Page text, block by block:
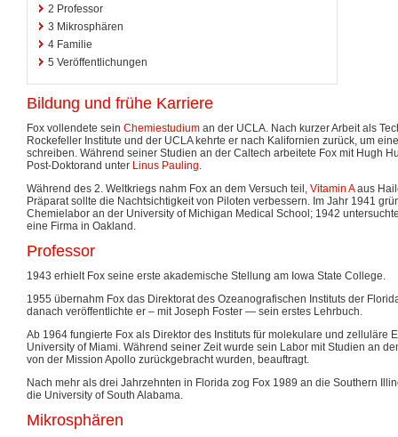
2 Professor
3 Mikrosphären
4 Familie
5 Veröffentlichungen
Bildung und frühe Karriere
Fox vollendete sein Chemiestudium an der UCLA. Nach kurzer Arbeit als
Rockefeller Institute und der UCLA kehrte er nach Kalifornien zurück, um
schreiben. Während seiner Studien an der Caltech arbeitete Fox mit Hugh
Post-Doktorand unter Linus Pauling.
Während des 2. Weltkriegs nahm Fox an dem Versuch teil, Vitamin Aaus
Präparat sollte die Nachtsichtigkeit von Piloten verbessern. Im Jahr 1941
Chemielabor an der University of Michigan Medical School; 1942
eine Firma in Oakland.
Professor
1943 erhielt Fox seine erste akademische Stellung am Iowa State College.
1955 übernahm Fox das Direktorat des Ozeanografischen Instituts der
danach veröffentlichte er – mit Joseph Foster — sein erstes Lehrbuch.
Ab 1964 fungierte Fox als Direktor des Instituts für molekulare und zelluläre
University of Miami. Während seiner Zeit wurde sein Labor mit Studien an
von der Mission Apollo zurückgebracht wurden, beauftragt.
Nach mehr als drei Jahrzehnten in Florida zog Fox 1989 an die Southern
die University of South Alabama.
Mikrosphären